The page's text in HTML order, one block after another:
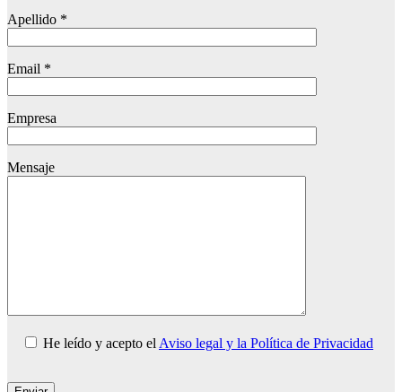
Apellido *
Email *
Empresa
Mensaje
He leído y acepto el Aviso legal y la Política de Privacidad